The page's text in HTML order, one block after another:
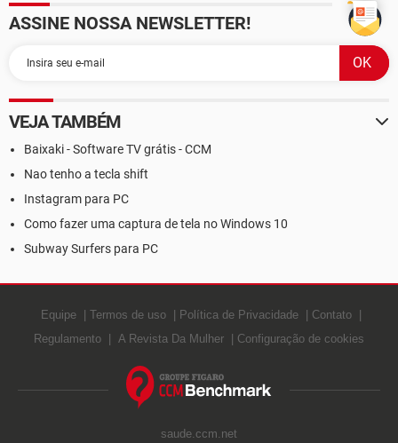
ASSINE NOSSA NEWSLETTER!
VEJA TAMBÉM
Baixaki - Software TV grátis - CCM
Nao tenho a tecla shift
Instagram para PC
Como fazer uma captura de tela no Windows 10
Subway Surfers para PC
Equipe Termos de uso Política de Privacidade
Contato
Regulamento
A Revista Da Mulher Configuração de cookies
saude.ccm.net